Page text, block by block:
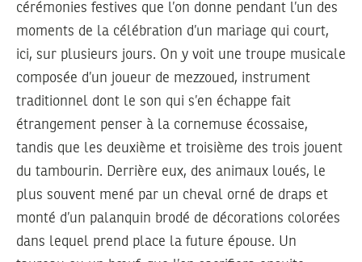
cérémonies festives que l’on donne pendant l’un des
moments de la célébration d’un mariage qui court,
ici, sur plusieurs jours. On y voit une troupe musicale
composée d’un joueur de mezzoued, instrument
traditionnel dont le son qui s’en échappe fait
étrangement penser à la cornemuse écossaise,
tandis que les deuxième et troisième des trois jouent
du tambourin. Derrière eux, des animaux loués, le
plus souvent mené par un cheval orné de draps et
monté d’un palanquin brodé de décorations colorées
dans lequel prend place la future épouse. Un